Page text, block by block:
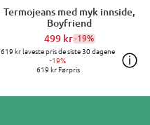
Termojeans med myk innside,
Boyfriend
499 kr-19%
619 kr laveste pris de siste 30 dagene
-19%
619 krFørpris